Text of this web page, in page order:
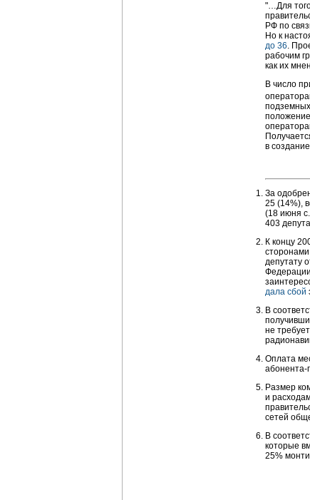
"…Для
РФ по
Но к
до 36.
рабочим
как их
В число
в
За
25 (14%),
(18 июня
403
К концу
депутату
дала сбой
В
не
Оплата
абонента-
Размер
и
сетей
В
которые
25%